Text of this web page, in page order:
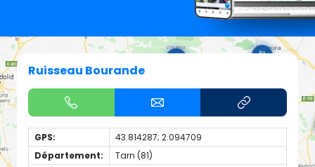
Ruisseau Bourande
GPS:
43.814287; 2.094709
Département:
Tarn (81)